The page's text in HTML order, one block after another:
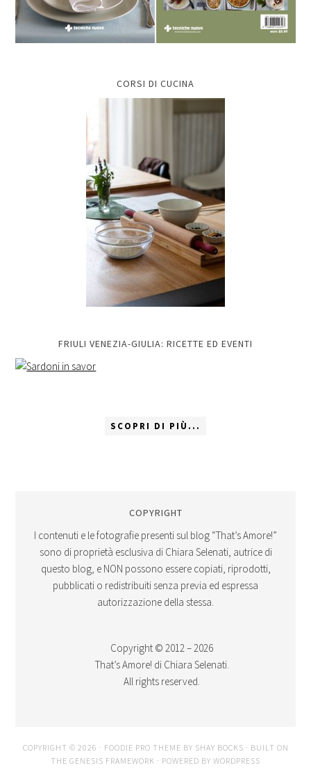
CORSI DI CUCINA
FRIULI VENEZIA-GIULIA: RICETTE ED EVENTI
SCOPRI DI PIÙ...
COPYRIGHT
I contenuti e le fotografie presenti sul blog “That’s Amore!”
sono di proprietà esclusiva di Chiara Selenati, autrice di
questo blog, e NON possono essere copiati, riprodotti,
pubblicati o redistribuiti senza previa ed espressa
autorizzazione della stessa.
Copyright © 2012 – 2026
That’s Amore! di Chiara Selenati.
All rights reserved.
COPYRIGHT © 2026 · FOODIE PRO THEME BY SHAY BOCKS · BUILT ON
THE GENESIS FRAMEWORK · POWERED BY WORDPRESS